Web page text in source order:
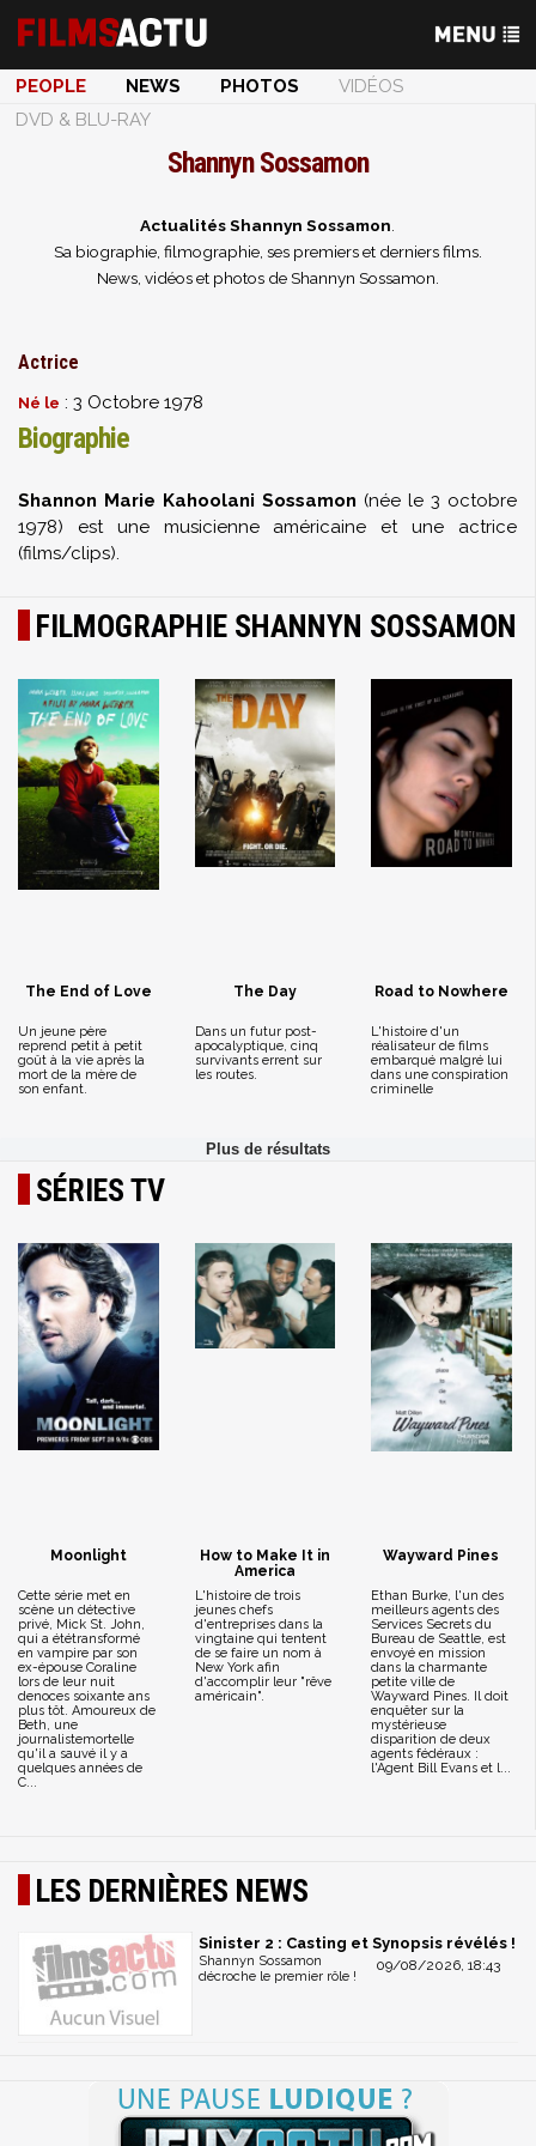
PEOPLE NEWS PHOTOS
VIDÉOS
DVD & BLU-RAY
Shannyn Sossamon
Actualités Shannyn Sossamon
Sa biographie, filmographie, ses premiers et derniers films.
News, vidéos et photos de Shannyn Sossamon.
Actrice
Né le : 3 Octobre 1978
Biographie
Shannon Marie Kahoolani Sossamon (née le 3 octobre
1978) est une musicienne américaine et une actrice
(films/clips).
FILMOGRAPHIE SHANNYN SOSSAMON
The End of Love
Un jeune père
reprend petit à petit
goût à la vie après la
mort de la mère de
son enfant.
The Day
Dans un futur post-
apocalyptique, cinq
survivants errent sur
les routes.
Road to Nowhere
L'histoire d'un
réalisateur de films
embarqué malgré lui
dans une conspiration
criminelle
SÉRIES TV
Moonlight
Cette série met en
scène un détective
privé, Mick St. John,
qui a ététransformé
en vampire par son
ex-épouse Coraline
lors de leur nuit
denoces soixante ans
plus tôt. Amoureux de
Beth, une
journalistemortelle
qu'il a sauvé il y a
quelques années de
C...
How to Make It in
America
L'histoire de trois
jeunes chefs
d'entreprises dans la
vingtaine qui tentent
de se faire un nom à
New York afin
d'accomplir leur "rêve
américain".
Wayward Pines
Ethan Burke, l'un des
meilleurs agents des
Services Secrets du
Bureau de Seattle, est
envoyé en mission
dans la charmante
petite ville de
Wayward Pines. Il doit
enquêter sur la
mystérieuse
disparition de deux
agents fédéraux :
l'Agent Bill Evans et l...
LES DERNIÈRES NEWS
Sinister 2 : Casting et Synopsis révélés !
09/08/2026, 18:43
Shannyn Sossamon
décroche le premier rôle !